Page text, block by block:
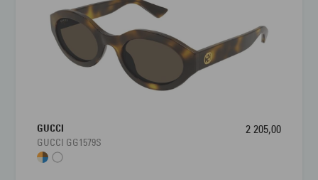
GUCCI
GUCCI GG1579S
2 205,00